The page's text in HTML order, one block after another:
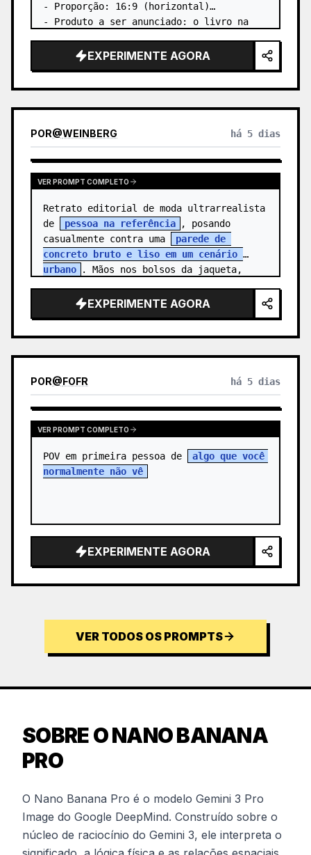
- Proporção: 16:9 (horizontal)
- Produto a ser anunciado: o livro na
- Elemento principal: coloque o livro da
primeira imagem anexada de forma
EXPERIMENTE AGORA
POR@WEINBERG há 5 dias
VER PROMPT COMPLETO
Retrato editorial de moda ultrarrealista
de
pessoa na referência
, posando
casualmente contra uma
parede de
concreto bruto e liso em um cenário
urbano
. Mãos nos bolsos da jaqueta,
EXPERIMENTE AGORA
POR@FOFR há 5 dias
VER PROMPT COMPLETO
POV em primeira pessoa de
algo que você
normalmente não vê
EXPERIMENTE AGORA
VER TODOS OS PROMPTS
SOBRE O NANO BANANA
PRO
O Nano Banana Pro é o modelo Gemini 3 Pro
Image do Google DeepMind. Construído sobre o
núcleo de raciocínio do Gemini 3, ele interpreta o